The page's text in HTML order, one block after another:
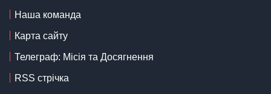
Наша команда
Карта сайту
Телеграф: Місія та Досягнення
RSS стрічка